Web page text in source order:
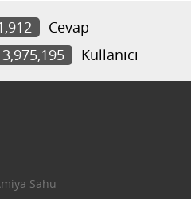
Cevap
3,975,195 Kullanıcı
Sahu